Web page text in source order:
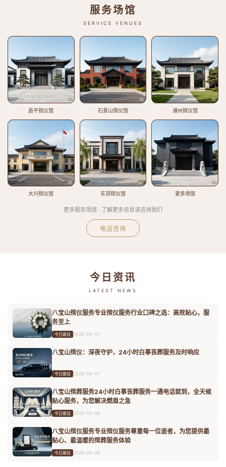
服务场馆
SERVICE VENUES
昌平殡仪馆 石景山殡仪馆 通州殡仪馆
大兴殡仪馆 东郊殡仪馆 更多场馆
更多服务场馆 · 了解更多信息请咨询我们
电话咨询
今日资讯
LATEST NEWS
八宝山殡仪服务专业殡仪服务行业口碑之选：高效贴心，服
务至上
今日最佳 2026-08-07
八宝山殡仪：深夜守护，24小时白事丧葬服务及时响应
今日最佳 2026-08-07
八宝山殡葬服务24小时白事丧葬服务一通电话就到，全天候
贴心服务，为您解决燃眉之急
今日最佳 2026-08-06
八宝山殡仪服务专业殡仪服务尊重每一位逝者，为您提供最
贴心、最温暖的殡葬服务体验
今日最佳 2026-08-06